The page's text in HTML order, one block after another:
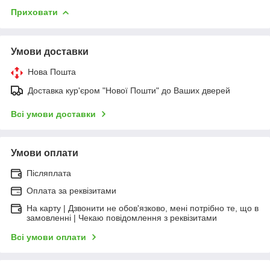
Приховати
Умови доставки
Нова Пошта
Доставка кур'єром "Нової Пошти" до Ваших дверей
Всі умови доставки
Умови оплати
Післяплата
Оплата за реквізитами
На карту | Дзвонити не обов'язково, мені потрібно те, що в
замовленні | Чекаю повідомлення з реквізитами
Всі умови оплати